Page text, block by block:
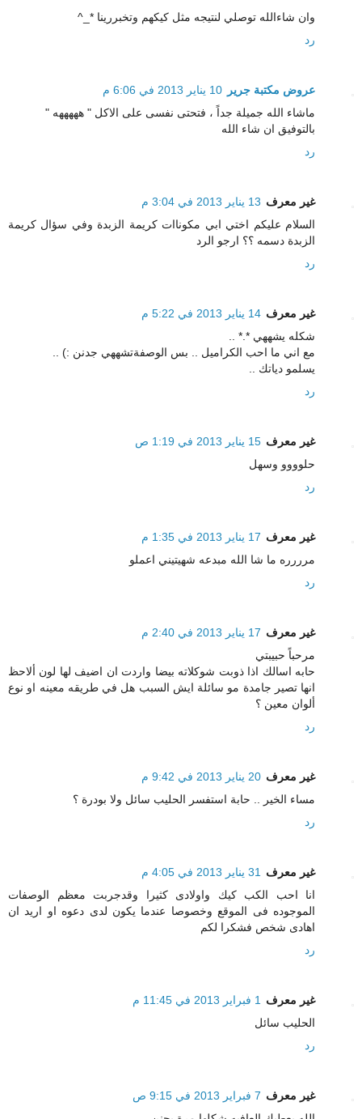
وان شاءالله توصلي لنتيجه مثل كيكهم وتخبررينا *_^
رد
عروض مكتبة جرير
10 يناير 2013 في 6:06 م
ماشاء الله جميلة جداً ، فتحتى نفسى على الاكل " هههههه "
بالتوفيق ان شاء الله
رد
غير معرف 13 يناير 2013 في 3:04 م
السلام عليكم اختي ابي مكوناات كريمة الزبدة وفي سؤال كريمة
الزبدة دسمه ؟؟ ارجو الرد
رد
غير معرف 14 يناير 2013 في 5:22 م
شكله يشههي *.* ..
مع اني ما احب الكراميل .. بس الوصفةتشههي جدنن :) ..
يسلمو دياتك ..
رد
غير معرف 15 يناير 2013 في 1:19 ص
حلوووو وسهل
رد
غير معرف 17 يناير 2013 في 1:35 م
مرررره ما شا الله مبدعه شهيتيني اعملو
رد
غير معرف 17 يناير 2013 في 2:40 م
مرحباً حبيبتي
حابه اسالك اذا ذوبت شوكلاته بيضا واردت ان اضيف لها لون ألاحظ
انها تصير جامدة مو سائلة ايش السبب هل في طريقه معينه او نوع
ألوان معين ؟
رد
غير معرف 20 يناير 2013 في 9:42 م
مساء الخير .. حابة استفسر الحليب سائل ولا بودرة ؟
رد
غير معرف
31 يناير 2013 في 4:05 م
انا احب الكب كيك واولادى كثيرا وقدجربت معظم الوصفات
الموجوده فى الموقع وخصوصا عندما يكون لدى دعوه او اريد ان
اهادى شخص فشكرا لكم
رد
غير معرف
1 فبراير 2013 في 11:45 م
الحليب سائل
رد
غير معرف 7 فبراير 2013 في 9:15 ص